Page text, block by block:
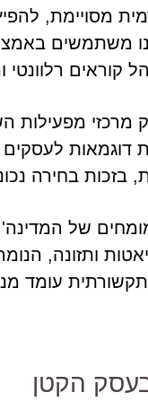
מסויימת,
משתמשים
קוראים
מרכזי מפעילות
לעסקים
בזכות בחירה
של
ותזונה,
עומד
הקטן